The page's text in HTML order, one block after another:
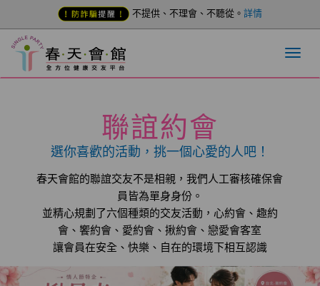
不提供、不理會、不聽從。 詳情
聯誼約會
選你喜歡的活動，挑一個心愛的人吧！
春天會館的聯誼交友不是相親，我們人工審核確保會
員皆為單身身份。
並精心規劃了六個種類的交友活動，心約會、趣約
會、饗約會、愛約會、揪約會、戀愛會客室
讓會員在安全、快樂、自在的環境下相互認識